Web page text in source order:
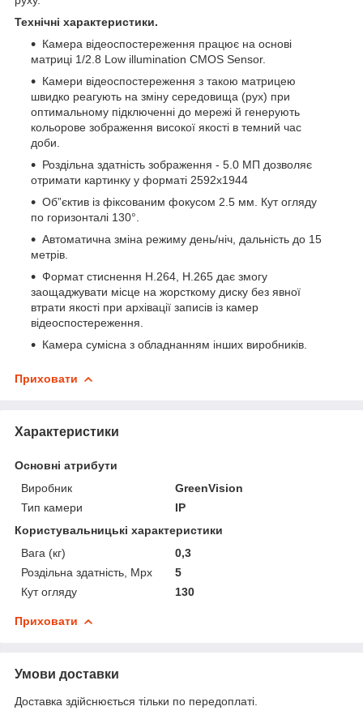
Технічні характеристики.
Камера відеоспостереження працює на основі
матриці 1/2.8 Low illumination CMOS Sensor.
Камери відеоспостереження з такою матрицею
швидко реагують на зміну середовища (рух) при
оптимальному підключенні до мережі й генерують
кольорове зображення високої якості в темний час
доби.
Роздільна здатність зображення - 5.0 МП дозволяє
отримати картинку у форматі 2592x1944
Об”єктив із фіксованим фокусом 2.5 мм. Кут огляду
по горизонталі 130°.
Автоматична зміна режиму день/ніч, дальність до 15
метрів.
Формат стиснення H.264, H.265 дає змогу
заощаджувати місце на жорсткому диску без явної
втрати якості при архівації записів із камер
відеоспостереження.
Камера сумісна з обладнанням інших виробників.
Приховати
Характеристики
Основні атрибути
Виробник
GreenVision
Тип камери
IP
Користувальницькі характеристики
Вага (кг)
0,3
Роздільна здатність, Mpx
5
Кут огляду
130
Приховати
Умови доставки
Доставка здійснюється тільки по передоплаті.